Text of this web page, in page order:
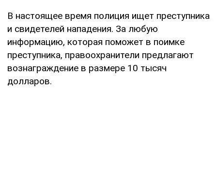
В настоящее время полиция ищет преступника
и свидетелей нападения. За любую
информацию, которая поможет в поимке
преступника, правоохранители предлагают
вознаграждение в размере 10 тысяч
долларов.